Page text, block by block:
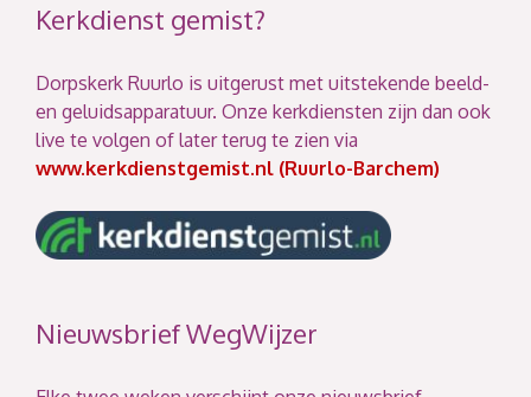
Kerkdienst gemist?
Dorpskerk Ruurlo is uitgerust met uitstekende beeld-
en geluidsapparatuur. Onze kerkdiensten zijn dan ook
live te volgen of later terug te zien via
www.kerkdienstgemist.nl (Ruurlo-Barchem)
Nieuwsbrief WegWijzer